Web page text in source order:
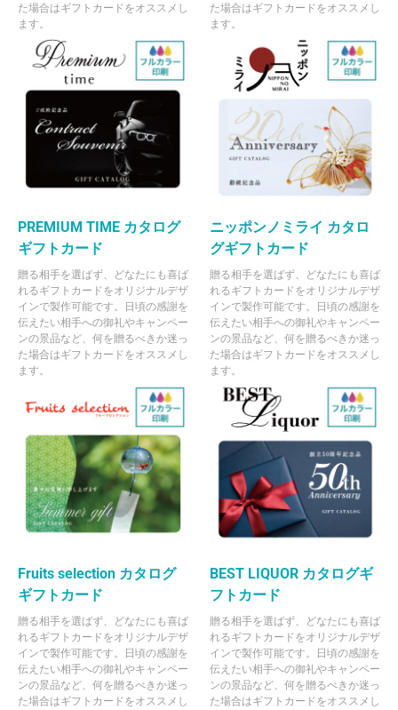
た場合はギフトカードをオススメし
ます。
た場合はギフトカードをオススメし
ます。
PREMIUM TIME カタログ
ギフトカード
贈る相手を選ばず、どなたにも喜ば
れるギフトカードをオリジナルデザ
インで製作可能です。日頃の感謝を
伝えたい相手への御礼やキャンペー
ンの景品など、何を贈るべきか迷っ
た場合はギフトカードをオススメし
ます。
ニッポンノミライ カタロ
グギフトカード
贈る相手を選ばず、どなたにも喜ば
れるギフトカードをオリジナルデザ
インで製作可能です。日頃の感謝を
伝えたい相手への御礼やキャンペー
ンの景品など、何を贈るべきか迷っ
た場合はギフトカードをオススメし
ます。
Fruits selection カタログ
ギフトカード
贈る相手を選ばず、どなたにも喜ば
れるギフトカードをオリジナルデザ
インで製作可能です。日頃の感謝を
伝えたい相手への御礼やキャンペー
ンの景品など、何を贈るべきか迷っ
た場合はギフトカードをオススメし
BEST LIQUOR カタログギ
フトカード
贈る相手を選ばず、どなたにも喜ば
れるギフトカードをオリジナルデザ
インで製作可能です。日頃の感謝を
伝えたい相手への御礼やキャンペー
ンの景品など、何を贈るべきか迷っ
た場合はギフトカードをオススメし